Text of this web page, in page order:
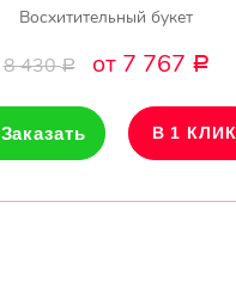
Восхитительный букет
8 430Р от 7 767 Р
Заказать В 1 КЛИК